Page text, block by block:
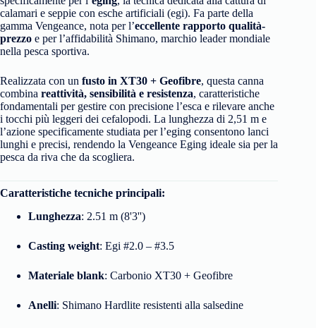
calamari e seppie con esche artificiali (egi). Fa parte della
gamma Vengeance, nota per l’eccellente rapporto qualità-
prezzo e per l’affidabilità Shimano, marchio leader mondiale
nella pesca sportiva.
Realizzata con un fusto in XT30 + Geofibre, questa canna
combina reattività, sensibilità e resistenza, caratteristiche
fondamentali per gestire con precisione l’esca e rilevare anche
i tocchi più leggeri dei cefalopodi. La lunghezza di 2,51 m e
l’azione specificamente studiata per l’eging consentono lanci
lunghi e precisi, rendendo la Vengeance Eging ideale sia per la
pesca da riva che da scogliera.
Caratteristiche tecniche principali:
Lunghezza: 2.51 m (8'3'')
Casting weight: Egi #2.0 – #3.5
Materiale blank: Carbonio XT30 + Geofibre
Anelli: Shimano Hardlite resistenti alla salsedine